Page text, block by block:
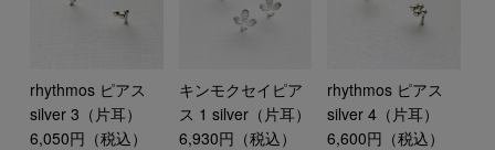
rhythmos ピアス
silver 3（片耳）
6,050円（税込）
キンモクセイピア
ス 1 silver（片耳）
6,930円（税込）
rhythmos ピアス
silver 4（片耳）
6,600円（税込）